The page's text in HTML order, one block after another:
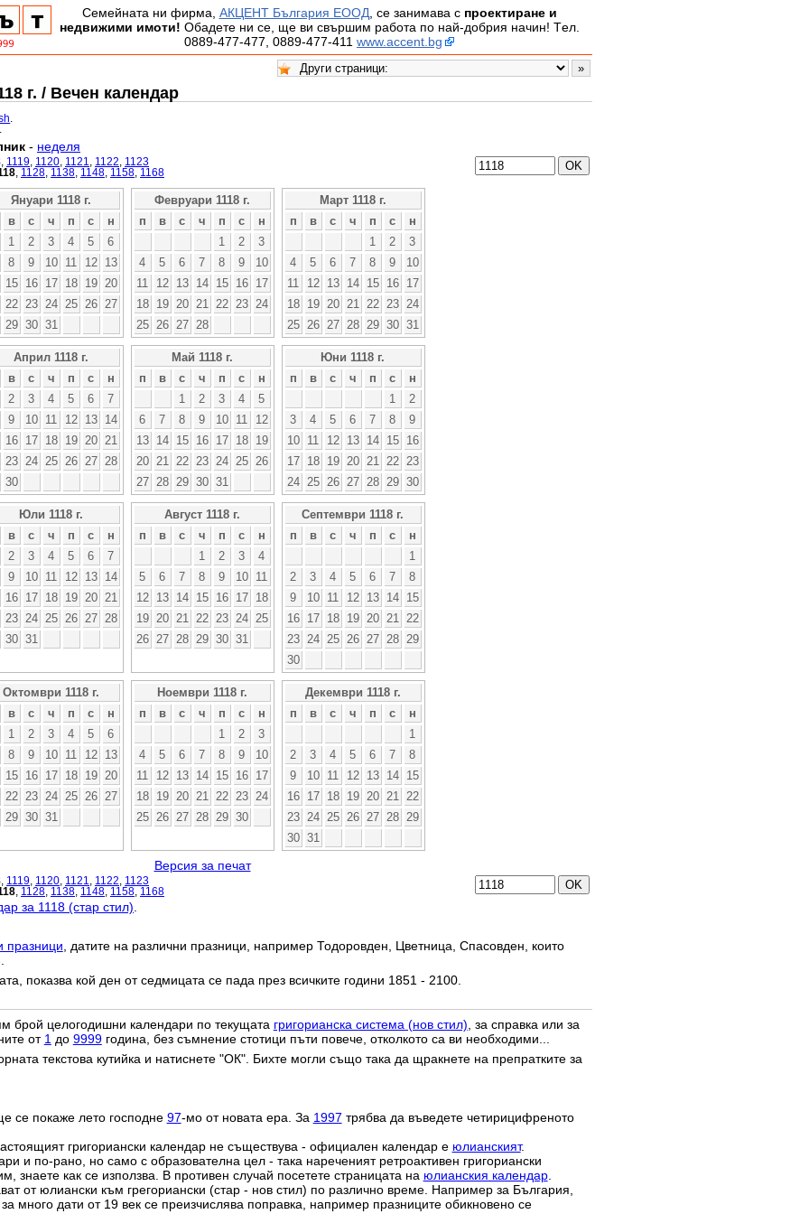
Семейната ни фирма, АКЦЕНТ България ЕООД, се занимава с проектиране и
недвижими имоти! Обадете ни се, ще ви свършим работа по най-добрия начин! Tел.
0889-477-477, 0889-477-411 www.accent.bg
г. / Вечен календар
- неделя
1119 1120 1121 1122
1123
1128 1138 1148 1158 1168
Януари 1118 г.
в с ч п с
н
1
2 3 4 5
6
8 9 10 11 12
13
15 16 17 18 19
20
22 23 24 25 26
27
29 30 31
Февруари 1118 г.
п
в с ч п с
н
1
2
3
4
5 6 7 8 9
10
11
12 13 14 15 16
17
18
19 20 21 22 23
24
25
26 27 28
Март 1118 г.
п
в с ч п с
н
1
2
3
4
5 6 7 8 9
10
11
12 13 14 15 16
17
18
19 20 21 22 23
24
25
26 27 28 29 30 31
Април 1118 г.
в с ч п с
н
2 3 4 5 6
7
9 10 11 12 13
14
16 17 18 19 20
21
23 24 25 26 27
28
30
Май 1118 г.
п
в с ч п с
н
1
2 3 4
5
6
7 8 9 10 11
12
13
14 15 16 17 18
19
20
21 22 23 24 25
26
27
28 29 30 31
Юни 1118 г.
п
в с ч п с
н
1
2
3
4 5 6 7 8
9
10
11 12 13 14 15
16
17
18 19 20 21 22
23
24
25 26 27 28 29 30
Юли 1118 г.
в с ч п с
н
2 3 4 5 6
7
9 10 11 12 13
14
16 17 18 19 20
21
23 24 25 26 27
28
30 31
Август 1118 г.
п
в с ч п с
н
1
2 3
4
5
6 7 8 9 10
11
12
13 14 15 16 17
18
19
20 21 22 23 24
25
26
27 28 29 30 31
Септември 1118 г.
п
в с ч п с
н
1
2
3 4 5 6 7
8
9
10 11 12 13 14
15
16
17 18 19 20 21
22
23
24 25 26 27 28
29
30
Октомври 1118 г.
в с ч п с
н
1
2 3 4 5
6
8 9 10 11 12
13
15 16 17 18 19
20
22 23 24 25 26
27
29 30 31
Ноември 1118 г.
п
в с ч п с
н
1
2
3
4
5 6 7 8 9
10
11
12 13 14 15 16
17
18
19 20 21 22 23
24
25
26 27 28 29 30
Декември 1118 г.
п
в с ч п с
н
1
2
3 4 5 6 7
8
9
10 11 12 13 14
15
16
17 18 19 20 21
22
23
24 25 26 27 28
29
30 31
Версия за печат
1119 1120 1121 1122
1123
1128 1138 1148 1158 1168
за 1118 (стар стил)
празници , датите на различни празници, например Тодоровден, Цветница, Спасовден, които
показва кой ден от седмицата се пада през всичките години 1851 - 2100.
брой целогодишни календари по текущата григорианска система (нов стил), за справка или за
от 1до 9999година, без съмнение стотици пъти повече, отколкото са ви необходими...
текстова кутийка и натиснете "ОК". Бихте могли също така да щракнете на препратките за
се покаже лето господне 97-мо от новата ера. За 1997 трябва да въведете четирицифреното
григориански календар не съществува - официален календар е юлианският.
и по-рано, но само с образователна цел - така нареченият ретроактивен григориански
знаете как се използва. В противен случай посетете страницата на юлианския календар.
от юлиански към грегориански (стар - нов стил) по различно време. Например за България,
за много дати от 19 век се преизчислява поправка, например празниците обикновено се